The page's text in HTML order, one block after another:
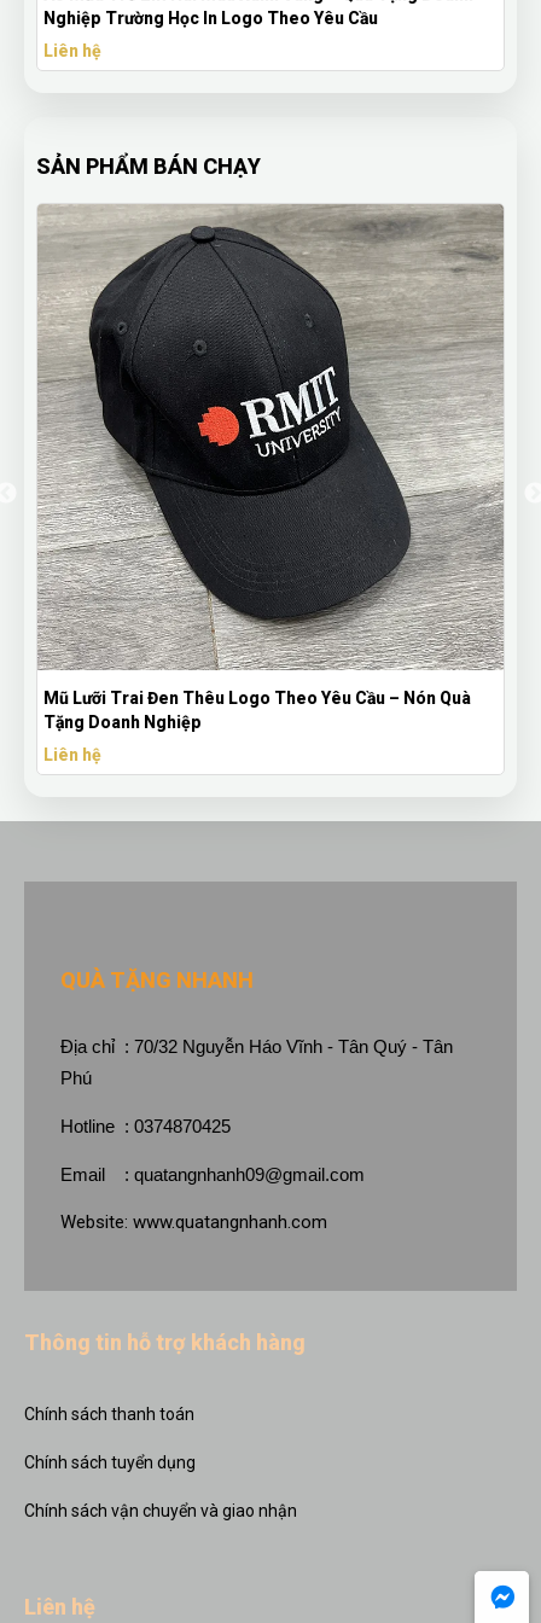
Nghiệp Trường Học In Logo Theo Yêu Cầu
Liên hệ
SẢN PHẨM BÁN CHẠY
Mũ Lưỡi Trai Đen Thêu Logo Theo Yêu Cầu – Nón Quà
Tặng Doanh Nghiệp
Liên hệ
QUÀ TẶNG NHANH
Địa chỉ : 70/32 Nguyễn Háo Vĩnh - Tân Quý - Tân
Phú
Hotline : 0374870425
Email : quatangnhanh09@gmail.com
Website: www.quatangnhanh.com
Thông tin hỗ trợ khách hàng
Chính sách thanh toán
Chính sách tuyển dụng
Chính sách vận chuyển và giao nhận
Liên hệ